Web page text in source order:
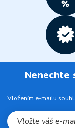
Nenechte
Vložením e-mailu